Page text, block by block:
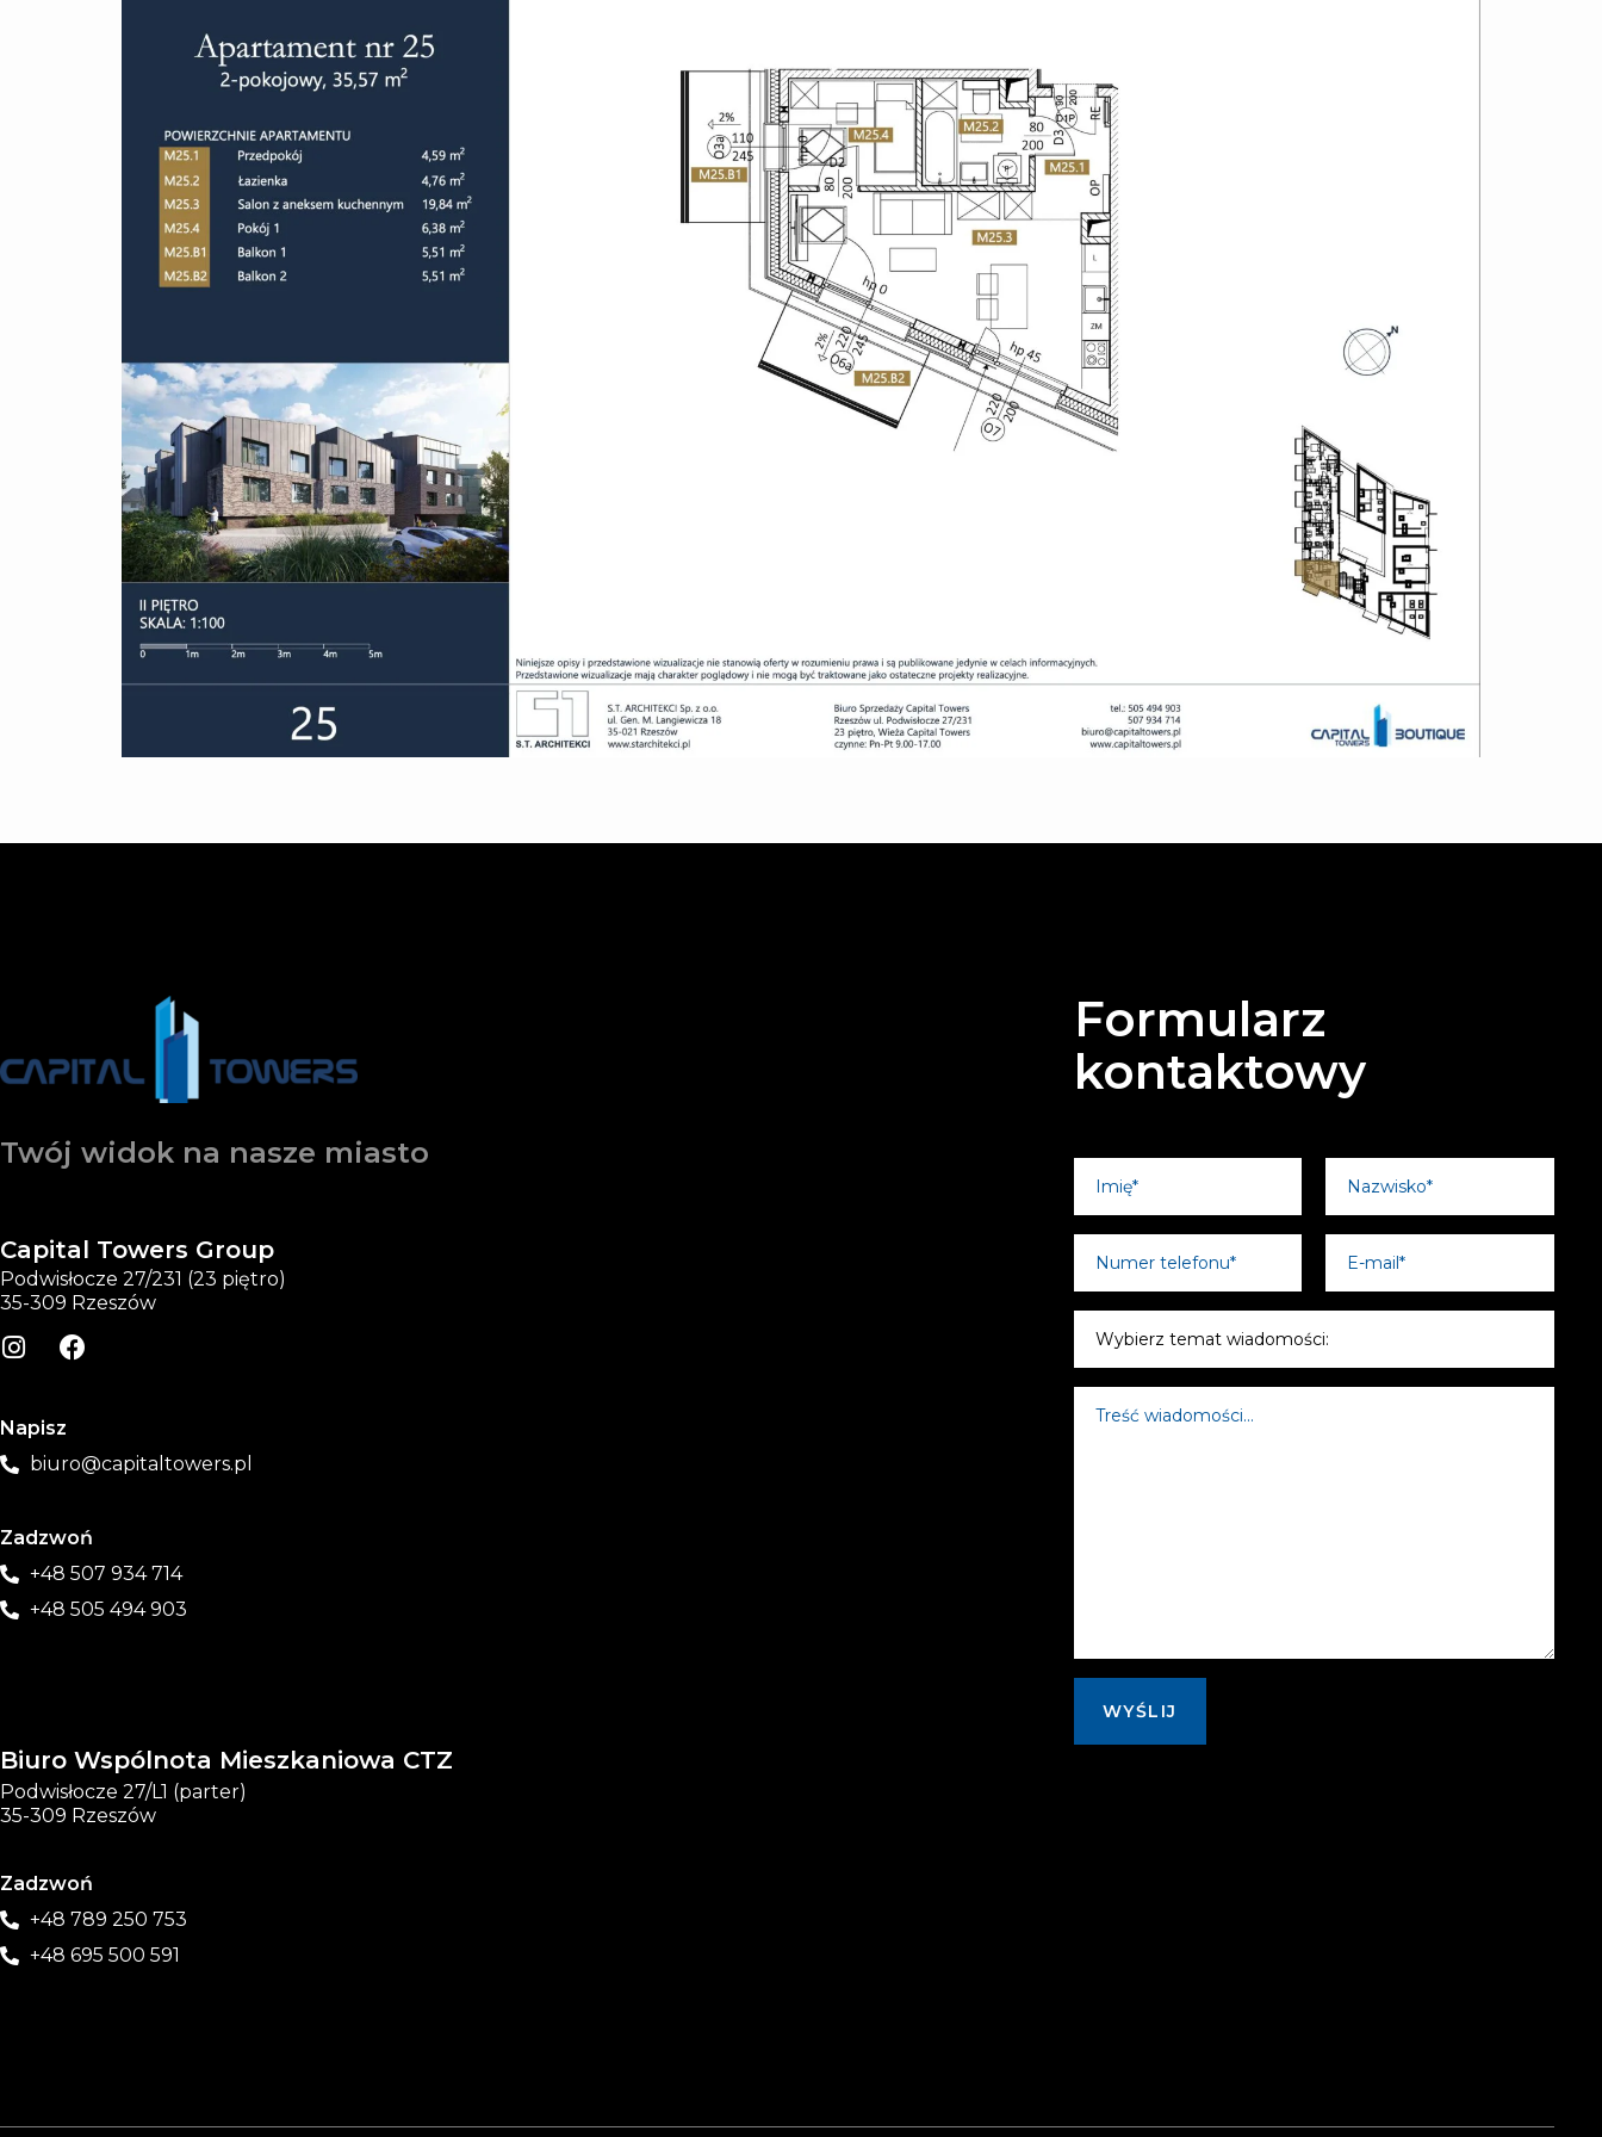
Twój widok na nasze miasto
Capital Towers Group
Podwisłocze 27/231 (23 piętro)
35-309 Rzeszów
Napisz
biuro@capitaltowers.pl
Zadzwoń
+48 507 934 714
+48 505 494 903
Biuro Wspólnota Mieszkaniowa CTZ
Podwisłocze 27/L1 (parter)
35-309 Rzeszów
Zadzwoń
+48 789 250 753
+48 695 500 591
Formularz
kontaktowy